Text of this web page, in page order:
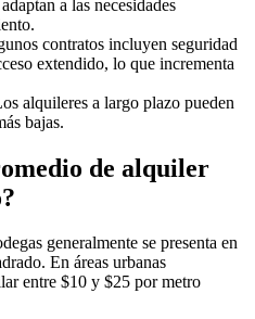
a las necesidades
contratos incluyen seguridad
extendido, lo que incrementa
alquileres a largo plazo pueden
bajas.
de alquiler
generalmente se presenta en
En áreas urbanas
entre $10 y $25 por metro